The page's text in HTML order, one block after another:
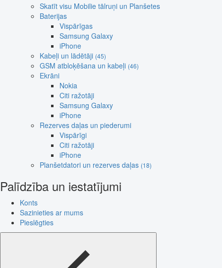
Skatīt visu Mobilie tālruņi un Planšetes
Baterijas
Vispārīgas
Samsung Galaxy
iPhone
Kabeļi un lādētāji (45)
GSM atbloķēšana un kabeļi (46)
Ekrāni
Nokia
Citi ražotāji
Samsung Galaxy
iPhone
Rezerves daļas un piederumi
Vispārīgi
Citi ražotāji
iPhone
Planšetdatori un rezerves daļas (18)
Palīdzība un iestatījumi
Konts
Sazinieties ar mums
Pieslēgties